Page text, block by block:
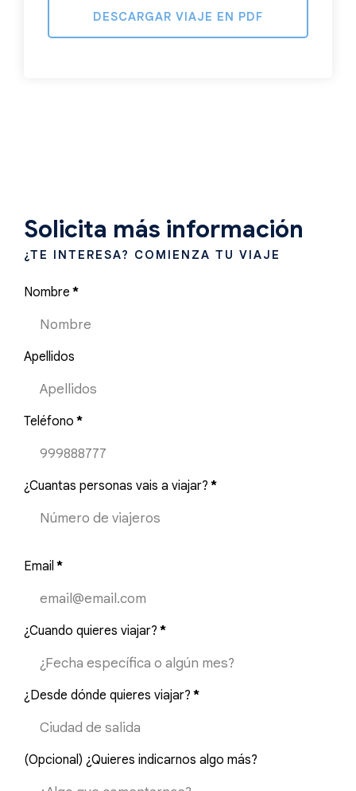
DESCARGAR VIAJE EN PDF
Solicita más información
¿TE INTERESA? COMIENZA TU VIAJE
Nombre *
Apellidos
Teléfono *
¿Cuantas personas vais a viajar? *
Email *
¿Cuando quieres viajar? *
¿Desde dónde quieres viajar? *
(Opcional) ¿Quieres indicarnos algo más?